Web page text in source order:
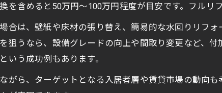
を含めると50万円～100万円程度が目安です。フルリ
合は、壁紙や床材の張り替え、簡易的な水回りリフ
狙うなら、設備グレードの向上や間取り変更など、
いう成功例もあります。
がら、ターゲットとなる入居者層や賃貸市場の動向